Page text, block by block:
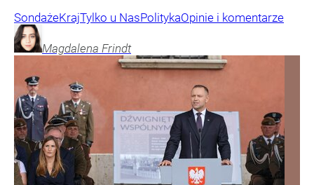
SondażeKrajTylko u NasPolitykaOpinie i komentarze
Magdalena Frindt